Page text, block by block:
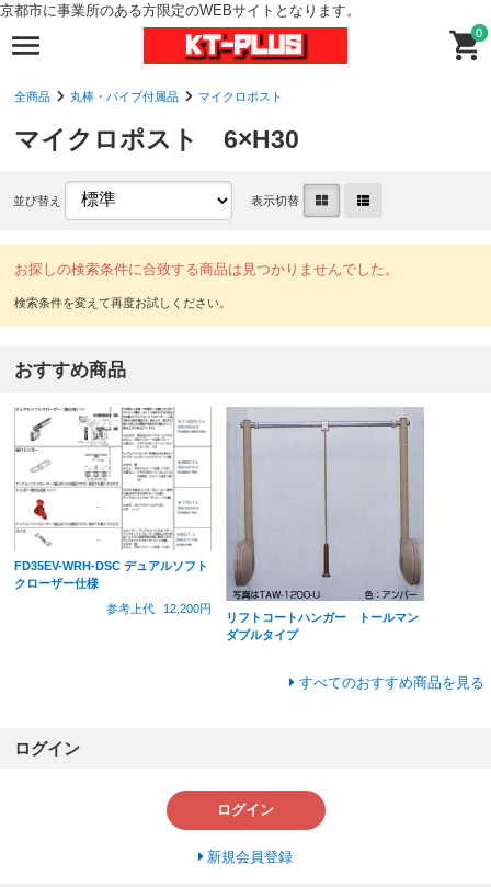
京都市に事業所のある方限定のWEBサイトとなります。
0
全商品 丸棒・パイプ付属品 マイクロポスト
マイクロポスト 6×H30
並び替え 表示切替
お探しの検索条件に合致する商品は見つかりませんでした。
おすすめ商品
FD35EV-WRH-DSC デュアルソフト
クローザー仕様
参考上代
12,200円
リフトコートハンガー トールマン
ダブルタイプ
すべてのおすすめ商品を見る
ログイン
ログイン
新規会員登録